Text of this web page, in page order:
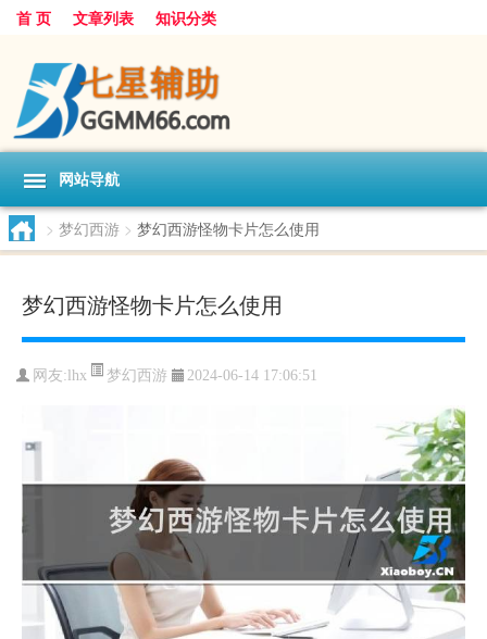
首 页 文章列表 知识分类
网站导航
> 梦幻西游 > 梦幻西游怪物卡片怎么使用
梦幻西游怪物卡片怎么使用
网友: lhx 梦幻西游 2024-06-14 17:06:51